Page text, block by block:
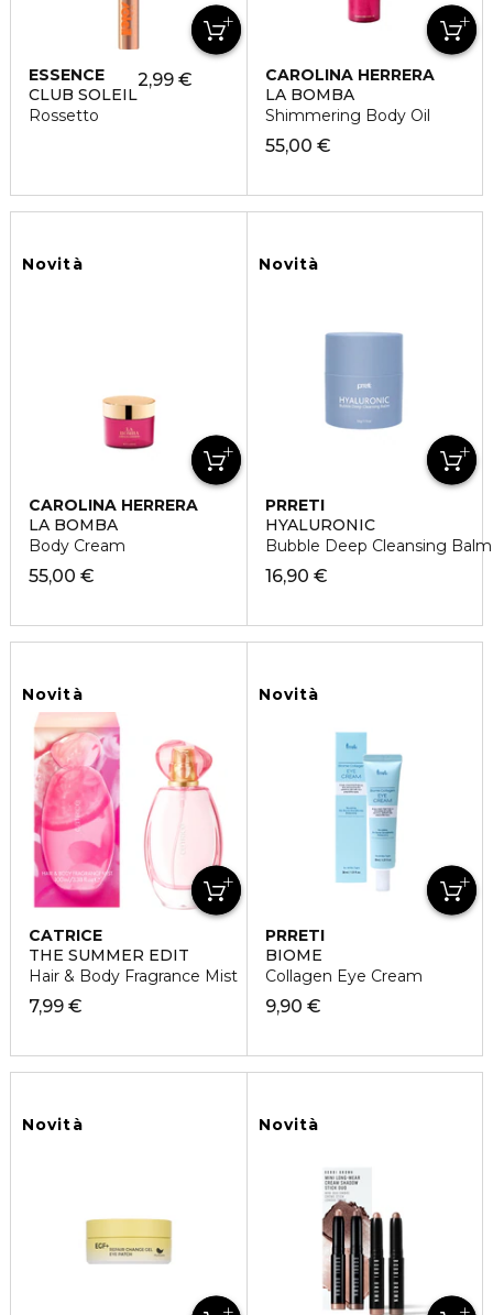
ESSENCE
CLUB SOLEIL
Rossetto
2,99 €
CAROLINA HERRERA
LA BOMBA
Shimmering Body Oil
55,00 €
Novità
CAROLINA HERRERA
LA BOMBA
Body Cream
55,00 €
Novità
PRRETI
HYALURONIC
Bubble Deep Cleansing Balm
16,90 €
Novità
CATRICE
THE SUMMER EDIT
Hair & Body Fragrance Mist
7,99 €
Novità
PRRETI
BIOME
Collagen Eye Cream
9,90 €
Novità Novità